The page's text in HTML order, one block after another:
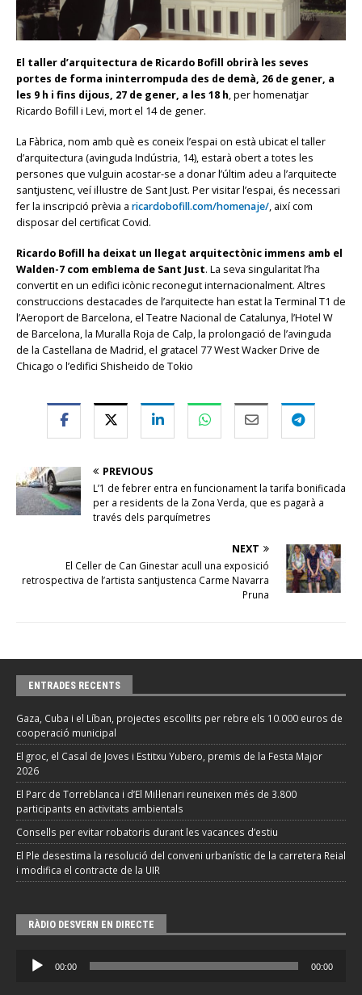
El taller d’arquitectura de Ricardo Bofill obrirà les seves
portes de forma ininterrompuda des de demà, 26 de gener, a
les 9 h i fins dijous, 27 de gener, a les 18 h, per homenatjar
Ricardo Bofill i Levi, mort el 14 de gener.
La Fàbrica, nom amb què es coneix l’espai on està ubicat el taller
d’arquitectura (avinguda Indústria, 14), estarà obert a totes les
persones que vulguin acostar-se a donar l’últim adeu a l’arquitecte
santjustenc, veí il·lustre de Sant Just. Per visitar l’espai, és necessari
fer la inscripció prèvia a ricardobofill.com/homenaje/, així com
disposar del certificat Covid.
Ricardo Bofill ha deixat un llegat arquitectònic immens amb el
Walden-7 com emblema de Sant Just. La seva singularitat l’ha
convertit en un edifici icònic reconegut internacionalment. Altres
construccions destacades de l’arquitecte han estat la Terminal T1 de
l’Aeroport de Barcelona, el Teatre Nacional de Catalunya, l’Hotel W
de Barcelona, la Muralla Roja de Calp, la prolongació de l’avinguda
de la Castellana de Madrid, el gratacel 77 West Wacker Drive de
Chicago o l’edifici Shisheido de Tokio
PREVIOUS
L’1 de febrer entra en funcionament la tarifa bonificada
per a residents de la Zona Verda, que es pagarà a
través dels parquímetres
NEXT
El Celler de Can Ginestar acull una exposició
retrospectiva de l’artista santjustenca Carme Navarra
Pruna
ENTRADES RECENTS
Gaza, Cuba i el Líban, projectes escollits per rebre els 10.000 euros de
cooperació municipal
El groc, el Casal de Joves i Estitxu Yubero, premis de la Festa Major
2026
El Parc de Torreblanca i d’El Mil·lenari reuneixen més de 3.800
participants en activitats ambientals
Consells per evitar robatoris durant les vacances d’estiu
El Ple desestima la resolució del conveni urbanístic de la carretera Reial
i modifica el contracte de la UIR
RÀDIO DESVERN EN DIRECTE
Reproductor
d'àudio
00:00 00:00